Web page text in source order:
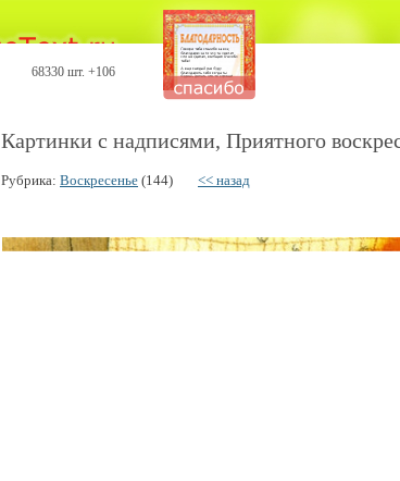
68330 шт. +106
Картинки с надписями, Приятного
Рубрика: Воскресенье (144) << назад